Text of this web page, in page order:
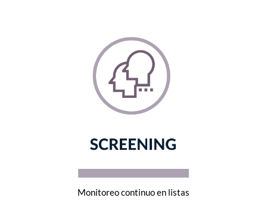
Monitoreo continuo en listas